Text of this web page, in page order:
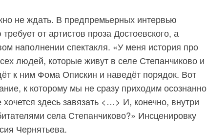
не ждать. В предпремьерных интервью
от артистов проза Достоевского, а
наполнении спектакля. «У меня история про
людей, которые живут в селе Степанчиково и
к ним Фома Опискин и наведёт порядок. Вот
к которому мы не сразу приходим осознанно
здесь завязать <…> И, конечно, внутри
села Степанчиково?» Инсценировку
Чернятьева.